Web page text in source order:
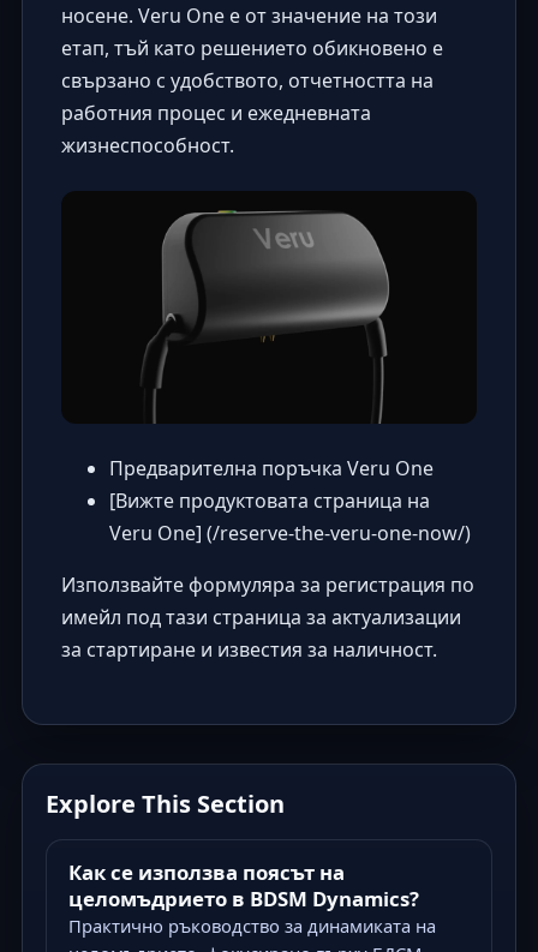
носене. Veru One е от значение на този
етап, тъй като решението обикновено е
свързано с удобството, отчетността на
работния процес и ежедневната
жизнеспособност.
Предварителна поръчка Veru One
[Вижте продуктовата страница на
Veru One] (/reserve-the-veru-one-now/)
Използвайте формуляра за регистрация по
имейл под тази страница за актуализации
за стартиране и известия за наличност.
Explore This Section
Как се използва поясът на
целомъдрието в BDSM Dynamics?
Практично ръководство за динамиката на